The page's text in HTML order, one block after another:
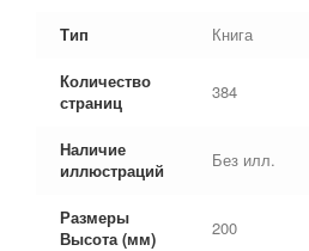
Тип Книга
Количество
страниц
384
Наличие
иллюстраций
Без илл.
Размеры
Высота (мм)
200